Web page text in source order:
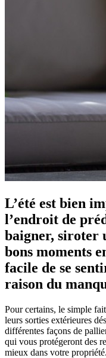
L’été est bien
l’endroit de
baigner, siroter
bons moments
facile de se
raison du
Pour certains, le simple
leurs sorties extérieures
différentes façons de
qui vous protégeront des
mieux dans votre propriété.